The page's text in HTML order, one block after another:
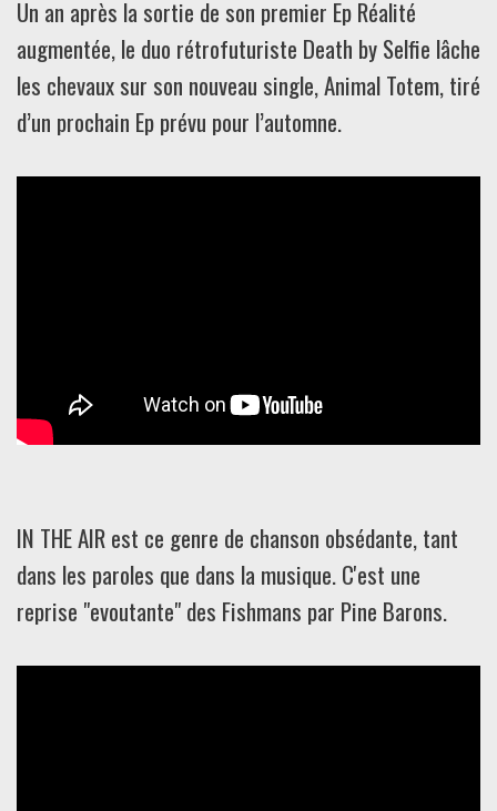
Un an après la sortie de son premier Ep Réalité
augmentée, le duo rétrofuturiste Death by Selfie lâche
les chevaux sur son nouveau single, Animal Totem, tiré
d’un prochain Ep prévu pour l’automne.
IN THE AIR est ce genre de chanson obsédante, tant
dans les paroles que dans la musique. C'est une
reprise "evoutante" des Fishmans par Pine Barons.